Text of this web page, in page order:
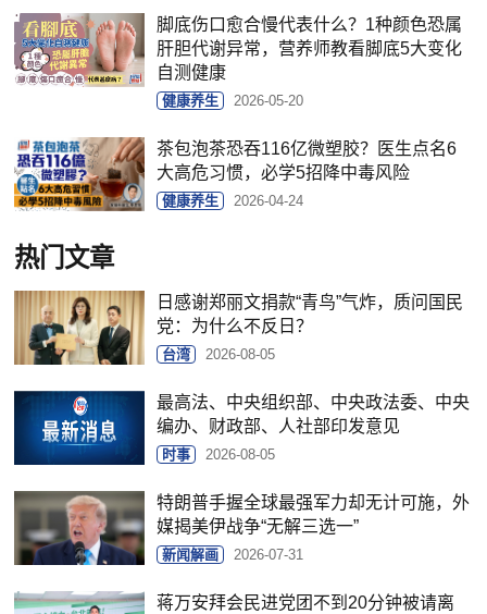
脚底伤口愈合慢代表什么？1种颜色恐属
肝胆代谢异常，营养师教看脚底5大变化
自测健康
健康养生 2026-05-20
茶包泡茶恐吞116亿微塑胶？医生点名6
大高危习惯，必学5招降中毒风险
健康养生 2026-04-24
热门文章
日感谢郑丽文捐款“青鸟”气炸，质问国民
党：为什么不反日？
台湾 2026-08-05
最高法、中央组织部、中央政法委、中央
编办、财政部、人社部印发意见
时事 2026-08-05
特朗普手握全球最强军力却无计可施，外
媒揭美伊战争“无解三选一”
新闻解画 2026-07-31
蒋万安拜会民进党团不到20分钟被请离